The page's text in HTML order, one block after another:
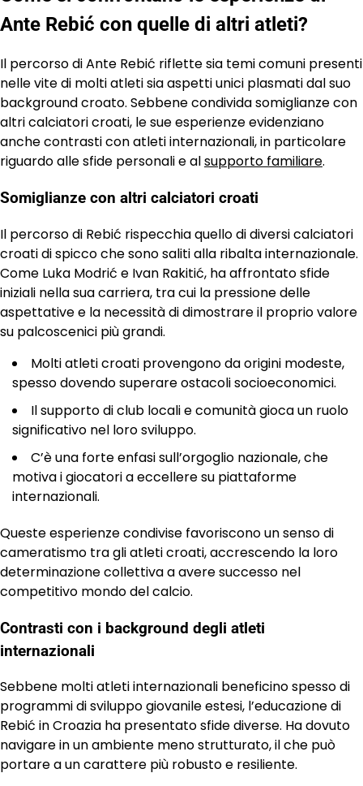
Ante Rebić con quelle di altri atleti?
Il percorso di Ante Rebić riflette sia temi comuni presenti
nelle vite di molti atleti sia aspetti unici plasmati dal suo
background croato. Sebbene condivida somiglianze con
altri calciatori croati, le sue esperienze evidenziano
anche contrasti con atleti internazionali, in particolare
riguardo alle sfide personali e alsupporto familiare.
Somiglianze con altri calciatori croati
Il percorso di Rebić rispecchia quello di diversi calciatori
croati di spicco che sono saliti alla ribalta internazionale.
Come Luka Modrić e Ivan Rakitić, ha affrontato sfide
iniziali nella sua carriera, tra cui la pressione delle
aspettative e la necessità di dimostrare il proprio valore
su palcoscenici più grandi.
Molti atleti croati provengono da origini modeste,
spesso dovendo superare ostacoli socioeconomici.
Il supporto di club locali e comunità gioca un ruolo
significativo nel loro sviluppo.
C’è una forte enfasi sull’orgoglio nazionale, che
motiva i giocatori a eccellere su piattaforme
internazionali.
Queste esperienze condivise favoriscono un senso di
cameratismo tra gli atleti croati, accrescendo la loro
determinazione collettiva a avere successo nel
competitivo mondo del calcio.
Contrasti con i background degli atleti
internazionali
Sebbene molti atleti internazionali beneficino spesso di
programmi di sviluppo giovanile estesi, l’educazione di
Rebić in Croazia ha presentato sfide diverse. Ha dovuto
navigare in un ambiente meno strutturato, il che può
portare a un carattere più robusto e resiliente.